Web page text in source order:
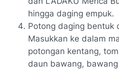
hingga daging empuk.
Potong daging bentuk
Masukkan ke dalam
potongan kentang,
daun bawang,